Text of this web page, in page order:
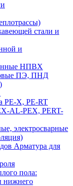
стали и
и
НПВХ
ПЭ, ПНД
PE-X, PE-RT
AL-PEX, PERT-
электросварные
Арматура для
пола:
нижнего